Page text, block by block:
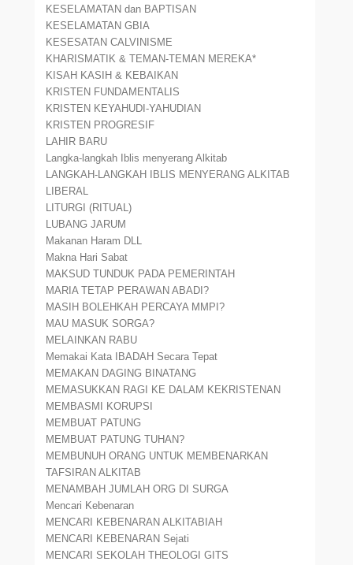
KESELAMATAN dan BAPTISAN
KESELAMATAN GBIA
KESESATAN CALVINISME
KHARISMATIK & TEMAN-TEMAN MEREKA*
KISAH KASIH & KEBAIKAN
KRISTEN FUNDAMENTALIS
KRISTEN KEYAHUDI-YAHUDIAN
KRISTEN PROGRESIF
LAHIR BARU
Langka-langkah Iblis menyerang Alkitab
LANGKAH-LANGKAH IBLIS MENYERANG ALKITAB
LIBERAL
LITURGI (RITUAL)
LUBANG JARUM
Makanan Haram DLL
Makna Hari Sabat
MAKSUD TUNDUK PADA PEMERINTAH
MARIA TETAP PERAWAN ABADI?
MASIH BOLEHKAH PERCAYA MMPI?
MAU MASUK SORGA?
MELAINKAN RABU
Memakai Kata IBADAH Secara Tepat
MEMAKAN DAGING BINATANG
MEMASUKKAN RAGI KE DALAM KEKRISTENAN
MEMBASMI KORUPSI
MEMBUAT PATUNG
MEMBUAT PATUNG TUHAN?
MEMBUNUH ORANG UNTUK MEMBENARKAN
TAFSIRAN ALKITAB
MENAMBAH JUMLAH ORG DI SURGA
Mencari Kebenaran
MENCARI KEBENARAN ALKITABIAH
MENCARI KEBENARAN Sejati
MENCARI SEKOLAH THEOLOGI GITS